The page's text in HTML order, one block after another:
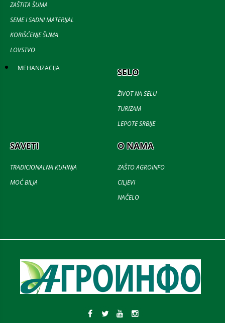
ZAŠTITA ŠUMA
SEME I SADNI MATERIJAL
KORIŠĆENJE ŠUMA
LOVSTVO
MEHANIZACIJA SELO
ŽIVOT NA SELU
TURIZAM
LEPOTE SRBIJE
SAVETI
TRADICIONALNA KUHINJA
MOĆ BILJA
O NAMA
ZAŠTO AGROINFO
CILJEVI
NAČELO